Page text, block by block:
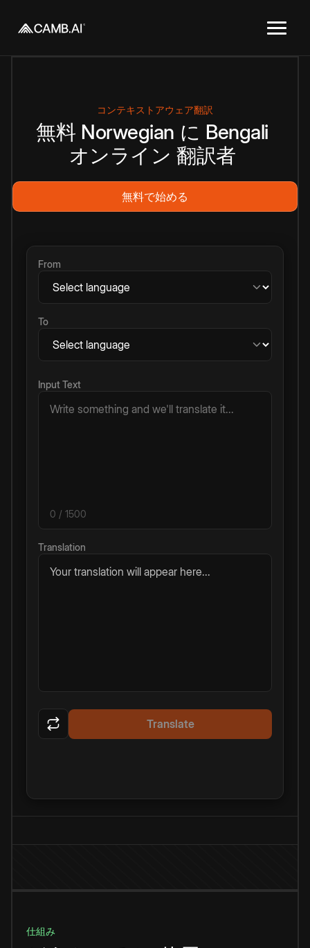
コンテキストアウェア翻訳
無料 Norwegian に Bengali
オンライン 翻訳者
無料で始める
From
To
Input Text
0 / 1500
Translation
Your translation will appear here...
Translate
仕組み